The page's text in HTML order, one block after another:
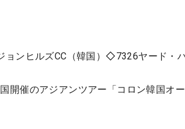
ンヒルズCC（韓国）◇7326ヤード・
開催のアジアンツアー「コロン韓国オ